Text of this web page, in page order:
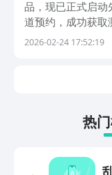
品，现已正式启动
道预约，成功获取
荣耀IP元素的创新
2026-02-24 17:52:19
热